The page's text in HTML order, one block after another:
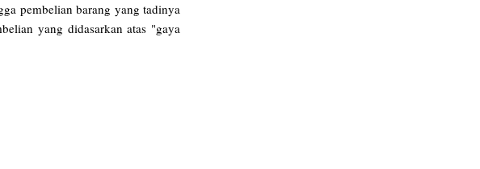
pembelian barang yang tadinya
yang didasarkan atas "gaya